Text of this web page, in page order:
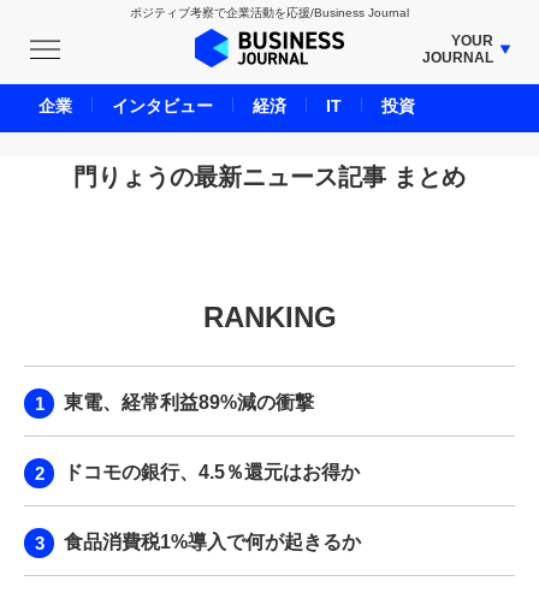
ポジティブ考察で企業活動を応援/Business Journal
YOUR
JOURNAL
BUSINESS JOURNAL
UNICORN JOURNAL
CARBON CREDITS JOURNAL
LIFE ENDING JOURNAL
BPaaS JOURNAL
門りょうの最新ニュース記事 まとめ
RANKING
東電、経常利益89%減の衝撃
ドコモの銀行、4.5％還元はお得か
食品消費税1%導入で何が起きるか
企業 インタビュー 経済 IT 投資